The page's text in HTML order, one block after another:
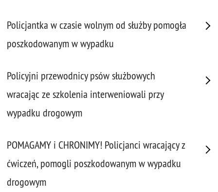
Policjantka w czasie wolnym od służby pomogła
poszkodowanym w wypadku
Policyjni przewodnicy psów służbowych
wracając ze szkolenia interweniowali przy
wypadku drogowym
POMAGAMY i CHRONIMY! Policjanci wracający z
ćwiczeń, pomogli poszkodowanym w wypadku
drogowym